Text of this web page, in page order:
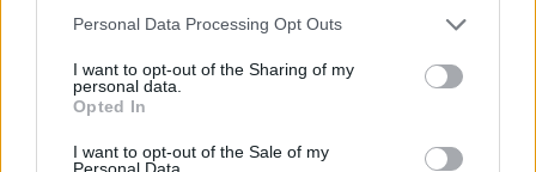
Please note that this website/app uses one or more Google
not limited to your visit or usage behaviour. You may click to
grant or deny consent to Google and its third-party tags to
use your data for below specified purposes in below Google
consent section.
Personal Data Processing Opt Outs
I want to opt-out of the Sharing of my
personal data.
Opted In
I want to opt-out of the Sale of my
Personal Data.